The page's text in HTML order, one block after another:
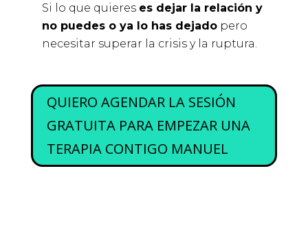
Si lo que quieres es dejar la relación y
no puedes o ya lo has dejadopero
necesitar superar la crisis y la ruptura.
QUIERO AGENDAR LA SESIÓN
GRATUITA PARA EMPEZAR UNA
TERAPIA CONTIGO MANUEL